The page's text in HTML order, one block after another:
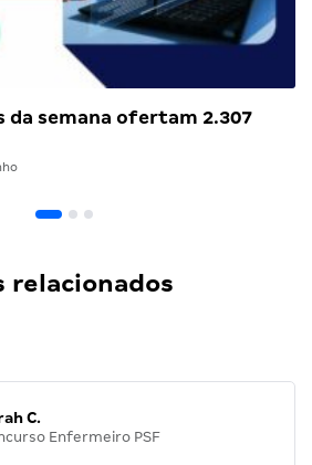
da semana ofertam 2.307
relacionados
C.
Enfermeiro PSF